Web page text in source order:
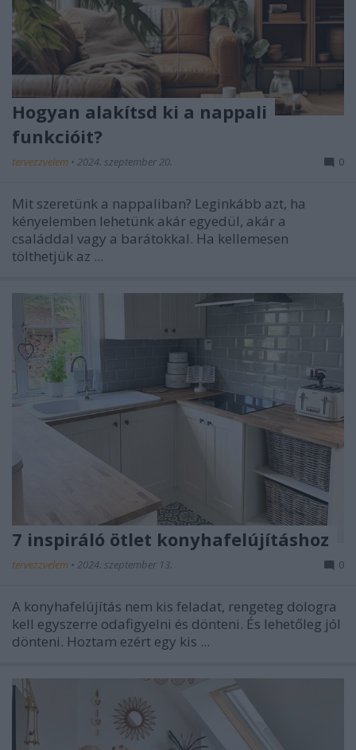
Hogyan alakítsd ki a nappali
funkcióit?
tervezzvelem • 2024. szeptember 20. 0
Mit szeretünk a nappaliban? Leginkább azt, ha
kényelemben lehetünk akár egyedül, akár a
családdal vagy a barátokkal. Ha kellemesen
tölthetjük az ...
7 inspiráló ötlet konyhafelújításhoz
tervezzvelem • 2024. szeptember 13. 0
A konyhafelújítás nem kis feladat, rengeteg dologra
kell egyszerre odafigyelni és dönteni. És lehetőleg jól
dönteni. Hoztam ezért egy kis ...